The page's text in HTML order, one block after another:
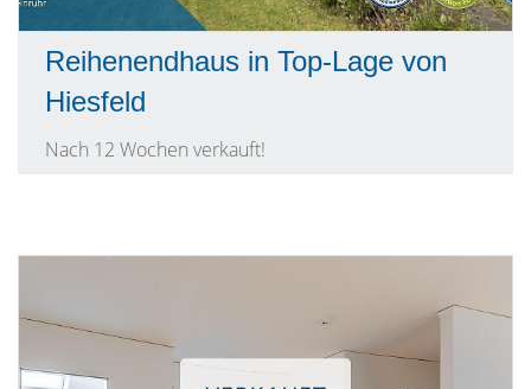
Reihenendhaus in Top-Lage von
Hiesfeld
Nach 12 Wochen verkauft!